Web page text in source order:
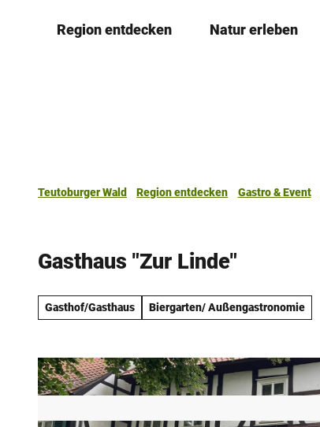
Region entdecken Natur erleben
Teutoburger Wald Region entdecken Gastro & Event
Gasthaus "Zur Linde"
Gasthof/Gasthaus Biergarten/ Außengastronomie